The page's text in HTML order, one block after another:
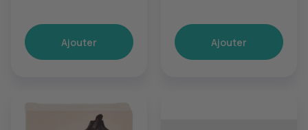
Ajouter Ajouter